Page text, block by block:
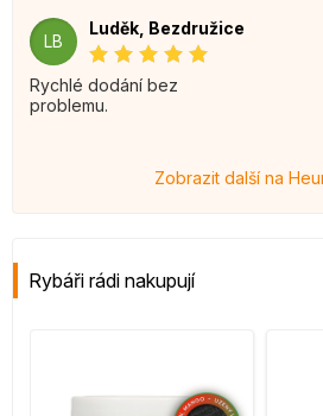
LB
Luděk, Bezdružice
Rychlé dodání bez
problemu.
Zobrazit další na
Rybáři rádi nakupují